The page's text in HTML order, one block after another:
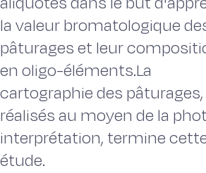
la valeur bromatologique
pâturages et leur
en oligo-éléments.La
cartographie des pâturages,
réalisés au moyen de la
interprétation, termine
étude.